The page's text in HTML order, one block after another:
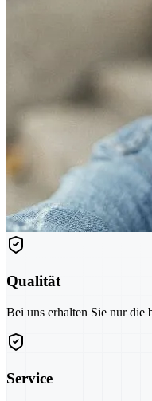
Qualität
Bei uns erhalten Sie nur die
Service